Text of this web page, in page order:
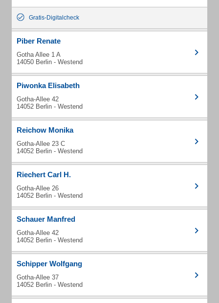
Gratis-Digitalcheck
Piber Renate
Gotha Allee 1 A
14050 Berlin - Westend
Piwonka Elisabeth
Gotha-Allee 42
14052 Berlin - Westend
Reichow Monika
Gotha-Allee 23 C
14052 Berlin - Westend
Riechert Carl H.
Gotha-Allee 26
14052 Berlin - Westend
Schauer Manfred
Gotha-Allee 42
14052 Berlin - Westend
Schipper Wolfgang
Gotha-Allee 37
14052 Berlin - Westend